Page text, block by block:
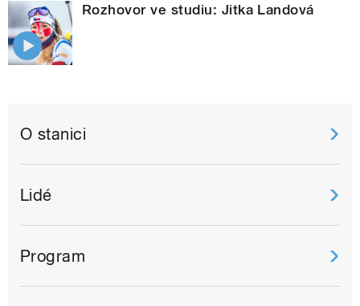
Rozhovor ve studiu: Jitka Landová
O stanici
Lidé
Program